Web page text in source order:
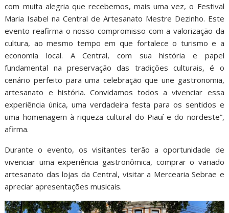
com muita alegria que recebemos, mais uma vez, o Festival
Maria Isabel na Central de Artesanato Mestre Dezinho. Este
evento reafirma o nosso compromisso com a valorização da
cultura, ao mesmo tempo em que fortalece o turismo e a
economia local. A Central, com sua história e papel
fundamental na preservação das tradições culturais, é o
cenário perfeito para uma celebração que une gastronomia,
artesanato e história. Convidamos todos a vivenciar essa
experiência única, uma verdadeira festa para os sentidos e
uma homenagem à riqueza cultural do Piauí e do nordeste”,
afirma.
Durante o evento, os visitantes terão a oportunidade de
vivenciar uma experiência gastronômica, comprar o variado
artesanato das lojas da Central, visitar a Mercearia Sebrae e
apreciar apresentações musicais.